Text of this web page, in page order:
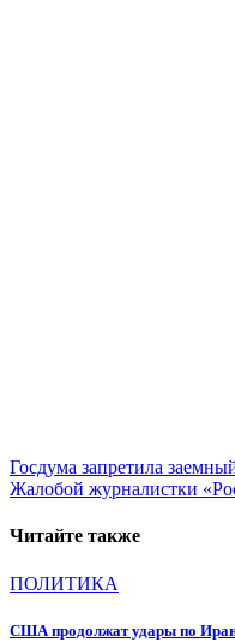
Навигация
по
записям
Госдума запретила
Жалобой журналистки
Читайте также
ПОЛИТИКА
США продолжат удары по